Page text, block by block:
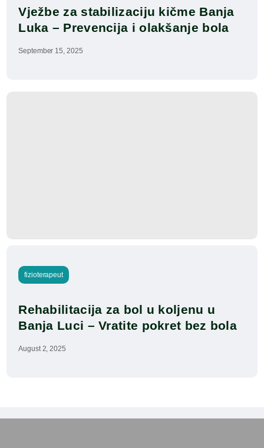
Vježbe za stabilizaciju kičme Banja
Luka – Prevencija i olakšanje bola
September 15, 2025
fizioterapeut
Rehabilitacija za bol u koljenu u
Banja Luci – Vratite pokret bez bola
August 2, 2025